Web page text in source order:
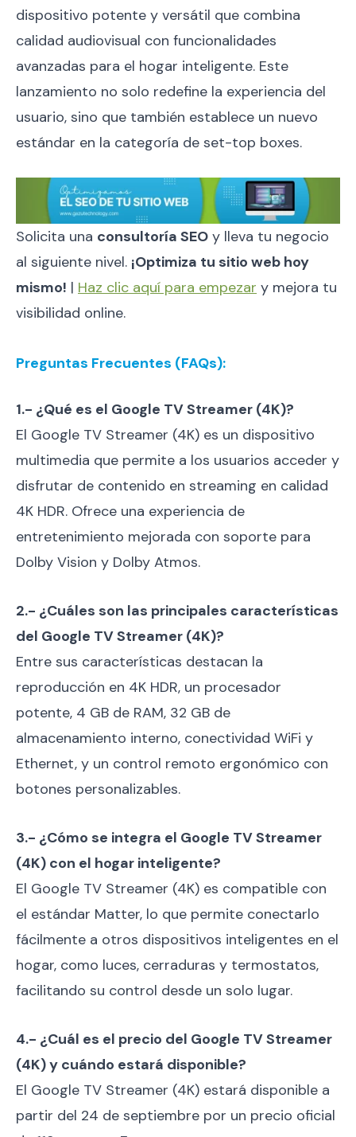
dispositivo potente y versátil que combina
calidad audiovisual con funcionalidades
avanzadas para el hogar inteligente. Este
lanzamiento no solo redefine la experiencia del
usuario, sino que también establece un nuevo
estándar en la categoría de set-top boxes.
Solicita una consultoría SEO y lleva tu negocio
al siguiente nivel. ¡Optimiza tu sitio web hoy
mismo! | Haz clic aquí para empezar y mejora tu
visibilidad online.
Preguntas Frecuentes (FAQs):
1.- ¿Qué es el Google TV Streamer (4K)?
El Google TV Streamer (4K) es un dispositivo
multimedia que permite a los usuarios acceder y
disfrutar de contenido en streaming en calidad
4K HDR. Ofrece una experiencia de
entretenimiento mejorada con soporte para
Dolby Vision y Dolby Atmos.
2.- ¿Cuáles son las principales características
del Google TV Streamer (4K)?
Entre sus características destacan la
reproducción en 4K HDR, un procesador
potente, 4 GB de RAM, 32 GB de
almacenamiento interno, conectividad WiFi y
Ethernet, y un control remoto ergonómico con
botones personalizables.
3.- ¿Cómo se integra el Google TV Streamer
(4K) con el hogar inteligente?
El Google TV Streamer (4K) es compatible con
el estándar Matter, lo que permite conectarlo
fácilmente a otros dispositivos inteligentes en el
hogar, como luces, cerraduras y termostatos,
facilitando su control desde un solo lugar.
4.- ¿Cuál es el precio del Google TV Streamer
(4K) y cuándo estará disponible?
El Google TV Streamer (4K) estará disponible a
partir del 24 de septiembre por un precio oficial